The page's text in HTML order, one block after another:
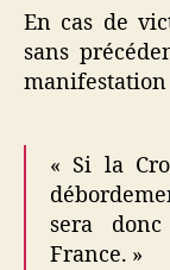
En cas de
sans
« Si la
sera
France. »